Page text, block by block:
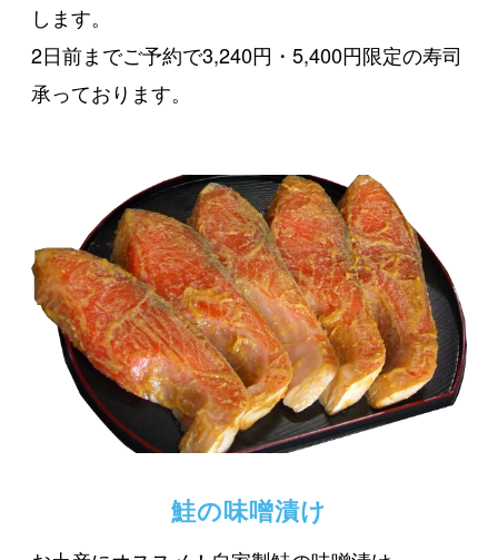
します。
2日前までご予約で3,240円・5,400円限定の寿司
承っております。
鮭の味噌漬け